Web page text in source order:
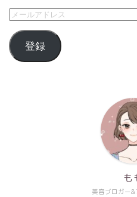
登録
美容ブロガー
も